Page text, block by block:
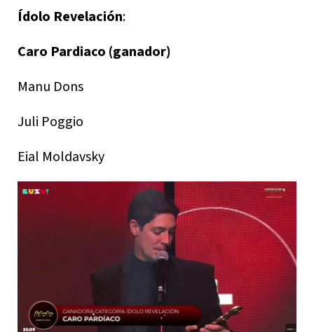
Ídolo Revelación:
Caro Pardiaco (ganador)
Manu Dons
Juli Poggio
Eial Moldavsky